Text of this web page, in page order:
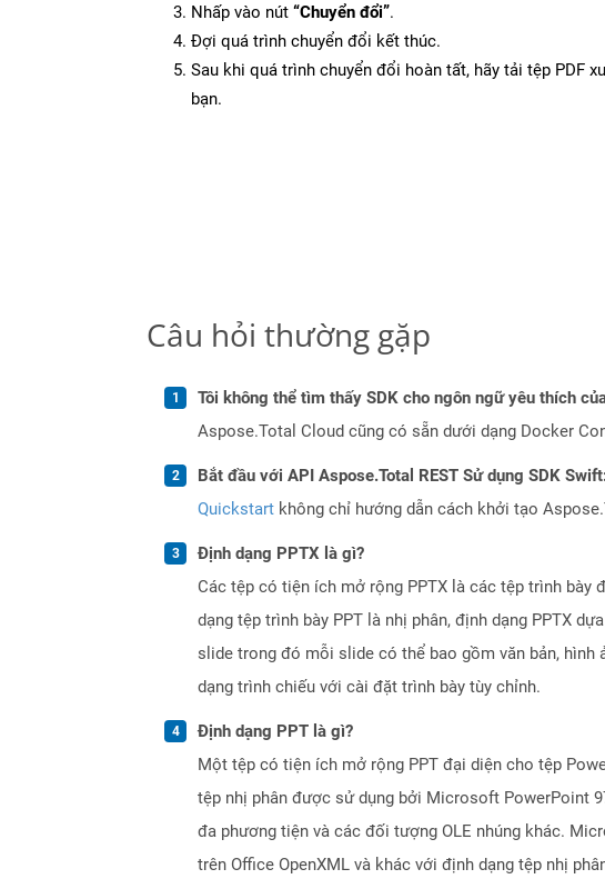
Nhấp vào nút “Chuyển đổi”.
Đợi quá trình chuyển đổi kết thúc.
Sau khi quá trình chuyển đổi hoàn tất, hãy tải tệp PDF
bạn.
Câu hỏi thường gặp
Tôi không thể tìm thấy SDK cho ngôn ngữ yêu thích
Aspose.Total Cloud cũng có sẵn dưới dạng Docker
Bắt đầu với API Aspose.Total REST Sử dụng SDK
Quickstart không chỉ hướng dẫn cách khởi tạo
Định dạng PPTX là gì?
Các tệp có tiện ích mở rộng PPTX là các tệp trình
dạng tệp trình bày PPT là nhị phân, định dạng PPTX
slide trong đó mỗi slide có thể bao gồm văn bản,
dạng trình chiếu với cài đặt trình bày tùy chỉnh.
Định dạng PPT là gì?
Một tệp có tiện ích mở rộng PPT đại diện cho tệp
tệp nhị phân được sử dụng bởi Microsoft PowerPoint
đa phương tiện và các đối tượng OLE nhúng khác.
trên Office OpenXML và khác với định dạng tệp nhị